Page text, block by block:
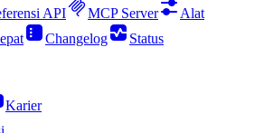
API MCP Server
Alat
Changelog
Status
Karier